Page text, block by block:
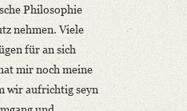
Philosophie
nehmen. Viele
für an sich
mir noch meine
wir aufrichtig seyn